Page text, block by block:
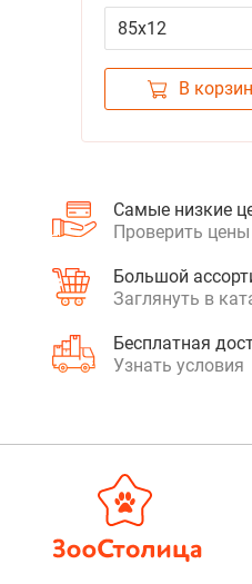
упаковку)
85х12
В
Самые низкие
Проверить цены
Большой
Заглянуть в
Бесплатная
Узнать условия